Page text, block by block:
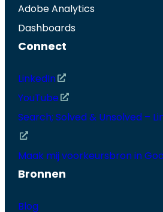
Adobe Analytics
Dashboards
Connect
LinkedIn
YouTube
Search; Solved & Unsolved –
Maak mij voorkeursbron in
Bronnen
Blog